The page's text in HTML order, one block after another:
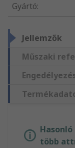
Gyártó:
Jellemzők
Műszaki
több